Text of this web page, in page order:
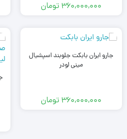
360,000,000 تومان
جارو ایران بابکت جلوبند اسپشیال
مینی لودر
360,000,000 تومان